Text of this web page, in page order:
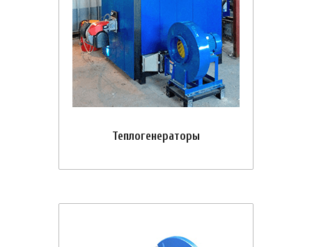
Теплогенераторы